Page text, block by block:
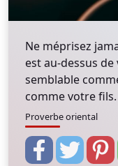
Ne méprisez
est au-dessus
semblable
comme votre fils.
Proverbe oriental